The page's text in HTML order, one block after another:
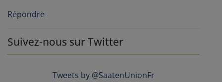
Répondre
Suivez-nous sur Twitter
Tweets by @SaatenUnionFr